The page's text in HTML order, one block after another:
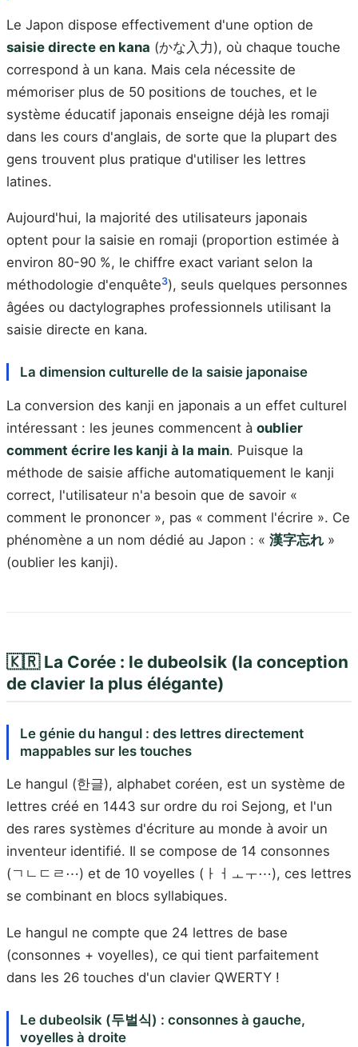
Le Japon dispose effectivement d'une option de
saisie directe en kana (かな入力), où chaque touche
correspond à un kana. Mais cela nécessite de
mémoriser plus de 50 positions de touches, et le
système éducatif japonais enseigne déjà les romaji
dans les cours d'anglais, de sorte que la plupart des
gens trouvent plus pratique d'utiliser les lettres
latines.
Aujourd'hui, la majorité des utilisateurs japonais
optent pour la saisie en romaji (proportion estimée à
environ 80-90 %, le chiffre exact variant selon la
méthodologie d'enquête3), seuls quelques personnes
âgées ou dactylographes professionnels utilisant la
saisie directe en kana.
La dimension culturelle de la saisie japonaise
La conversion des kanji en japonais a un effet culturel
intéressant : les jeunes commencent à oublier
comment écrire les kanji à la main. Puisque la
méthode de saisie affiche automatiquement le kanji
correct, l'utilisateur n'a besoin que de savoir «
comment le prononcer », pas « comment l'écrire ». Ce
phénomène a un nom dédié au Japon : « 漢字忘れ »
(oublier les kanji).
🇰🇷 La Corée : le dubeolsik (la conception
de clavier la plus élégante)
Le génie du hangul : des lettres directement
mappables sur les touches
Le hangul (한글), alphabet coréen, est un système de
lettres créé en 1443 sur ordre du roi Sejong, et l'un
des rares systèmes d'écriture au monde à avoir un
inventeur identifié. Il se compose de 14 consonnes
(ㄱㄴㄷㄹ⋯) et de 10 voyelles (ㅏㅓㅗㅜ⋯), ces lettres
se combinant en blocs syllabiques.
Le hangul ne compte que 24 lettres de base
(consonnes + voyelles), ce qui tient parfaitement
dans les 26 touches d'un clavier QWERTY !
Le dubeolsik (두벌식) : consonnes à gauche,
voyelles à droite